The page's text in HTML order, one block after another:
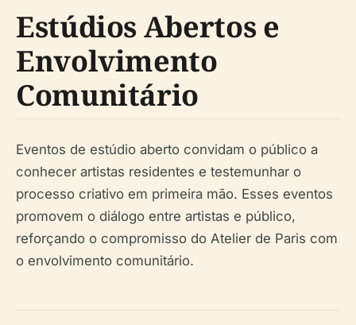
Estúdios Abertos e
Envolvimento
Comunitário
Eventos de estúdio aberto convidam o público a
conhecer artistas residentes e testemunhar o
processo criativo em primeira mão. Esses eventos
promovem o diálogo entre artistas e público,
reforçando o compromisso do Atelier de Paris com
o envolvimento comunitário.